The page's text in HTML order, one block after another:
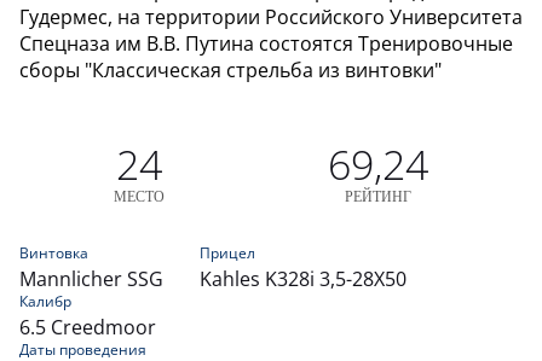
Гудермес, на территории Российского Университета
Спецназа им В.В. Путина состоятся Тренировочные
сборы "Классическая стрельба из винтовки"
24
МЕСТО
69,24
РЕЙТИНГ
Винтовка
Mannlicher SSG
Прицел
Kahles K328i 3,5-28X50
Калибр
6.5 Creedmoor
Даты проведения